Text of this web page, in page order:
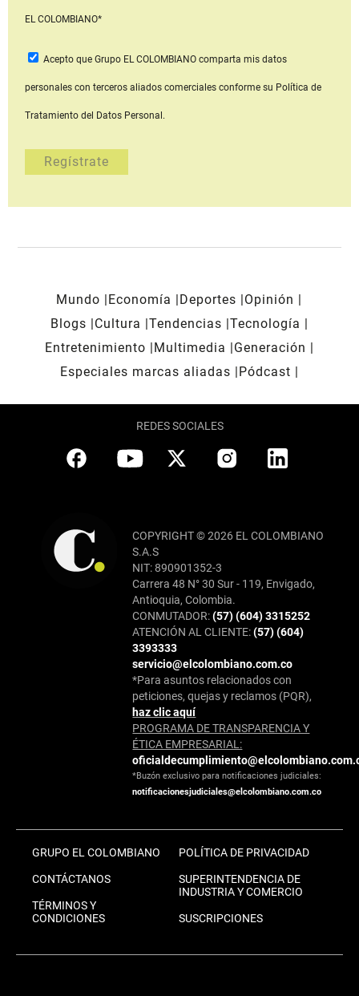
EL COLOMBIANO*
Acepto que Grupo EL COLOMBIANOcomparta mis datos
personales con terceros aliados comerciales conforme su Política de
Tratamiento del Datos Personal.
Mundo Economía Deportes
Opinión
Blogs
Cultura Tendencias Tecnología
Entretenimiento
Multimedia
Generación
Especiales marcas aliadas
Pódcast
REDES SOCIALES
COPYRIGHT © 2026 EL COLOMBIANO
S.A.S
NIT: 890901352-3
Carrera 48 N° 30 Sur - 119, Envigado,
Antioquia, Colombia.
CONMUTADOR:(57) (604) 3315252
ATENCIÓN AL CLIENTE:(57) (604)
3393333
servicio@elcolombiano.com.co
*Para asuntos relacionados con
peticiones, quejas y reclamos (PQR),
haz clic aquí
PROGRAMA DE TRANSPARENCIA Y
ÉTICA EMPRESARIAL:
*Buzón exclusivo para notificaciones judiciales:
notificacionesjudiciales@elcolombiano.com.co
GRUPO EL COLOMBIANO
CONTÁCTANOS
TÉRMINOS Y
CONDICIONES
POLÍTICA DE PRIVACIDAD
SUPERINTENDENCIA DE
INDUSTRIA Y COMERCIO
SUSCRIPCIONES